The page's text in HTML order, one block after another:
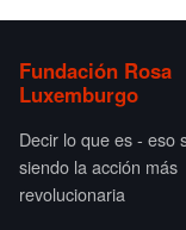
Fundación Rosa
Luxemburgo
Decir lo que es - eso
siendo la acción más
revolucionaria